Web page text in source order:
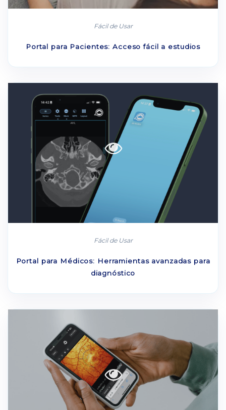
Fácil de Usar
Portal para Pacientes: Acceso fácil a estudios
Fácil de Usar
Portal para Médicos: Herramientas avanzadas para
diagnóstico